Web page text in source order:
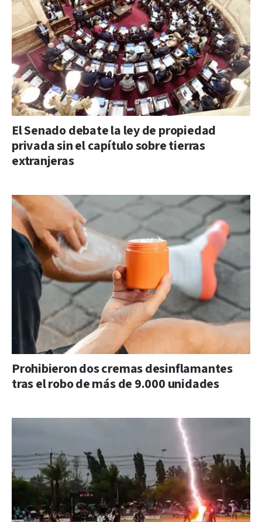
El Senado debate la ley de propiedad
privada sin el capítulo sobre tierras
extranjeras
Prohibieron dos cremas desinflamantes
tras el robo de más de 9.000 unidades